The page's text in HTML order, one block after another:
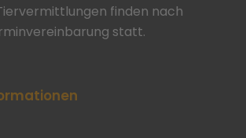
finden nach
statt.